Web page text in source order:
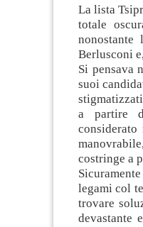
La lista
totale
nonostante
Berlusconi
Si pensava
suoi
a partire
costringe a
legami col
trovare
devastante